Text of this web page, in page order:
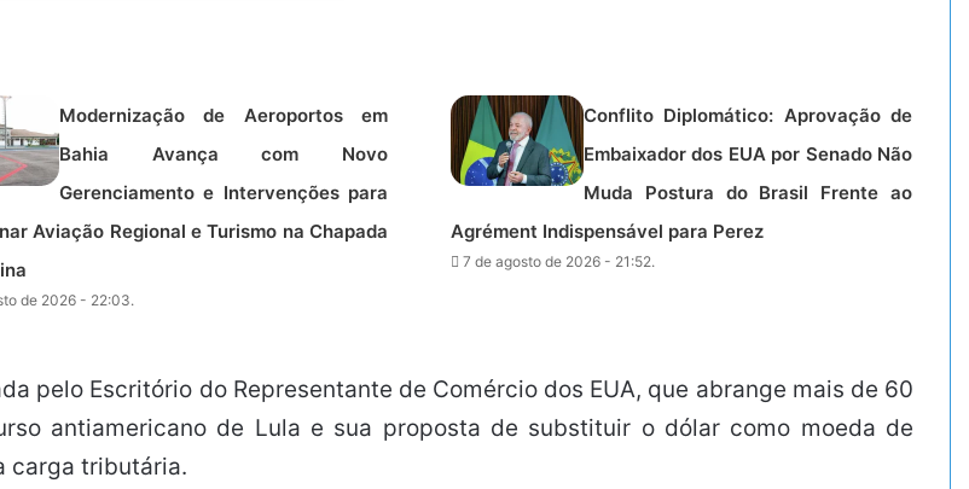
Modernização de Aeroportos em
Bahia Avança com Novo
Gerenciamento e Intervenções para
Aviação Regional e Turismo na Chapada
de 2026 - 22:03.
Conflito Diplomático: Aprovação de
Embaixador dos EUA por Senado Não
Muda Postura do Brasil Frente ao
Agrément Indispensável para Perez
7 de agosto de 2026 - 21:52.
pelo Escritório do Representante de Comércio dos EUA, que abrange mais de 60
antiamericano de Lula e sua proposta de substituir o dólar como moeda de
carga tributária.